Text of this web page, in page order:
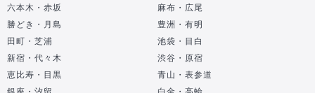
六本木・赤坂
麻布・広尾
勝どき・月島
豊洲・有明
田町・芝浦
池袋・目白
新宿・代々木
渋谷・原宿
恵比寿・目黒
青山・表参道